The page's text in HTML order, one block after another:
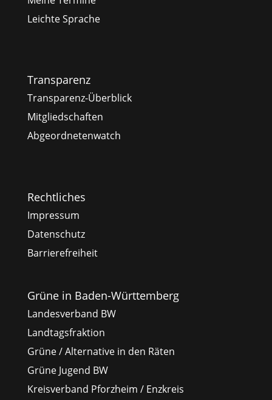
Leichte Sprache
Transparenz
Transparenz-Überblick
Mitgliedschaften
Abgeordnetenwatch
Rechtliches
Impressum
Datenschutz
Barrierefreiheit
Grüne in Baden-Württemberg
Landesverband BW
Landtagsfraktion
Grüne / Alternative in den Räten
Grüne Jugend BW
Kreisverband Pforzheim / Enzkreis